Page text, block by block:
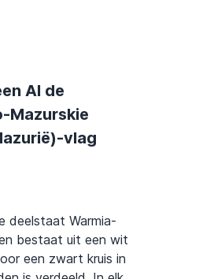
AI de
Mazurskie
vlag
deelstaat Warmia-
bestaat uit een wit
een zwart kruis in